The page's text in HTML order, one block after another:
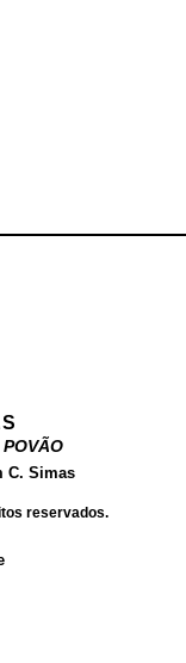
produzidos
adulto. Além
C. Simas
reservados.